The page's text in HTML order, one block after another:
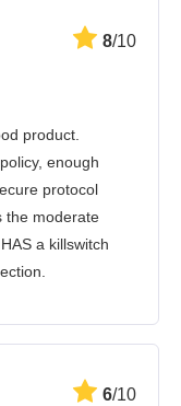
8/10
product.
enough
protocol
the moderate
a killswitch
6/10